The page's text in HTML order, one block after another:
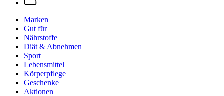
Marken
Gut für
Nährstoffe
Diät & Abnehmen
Sport
Lebensmittel
Körperpflege
Geschenke
Aktionen